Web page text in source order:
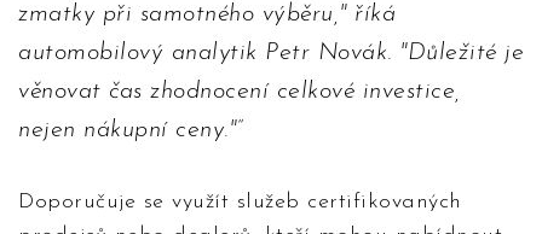
zmatky při samotného výběru," říká
automobilový analytik Petr Novák. "Důležité je
věnovat čas zhodnocení celkové investice,
nejen nákupní ceny."
Doporučuje se využít služeb certifikovaných